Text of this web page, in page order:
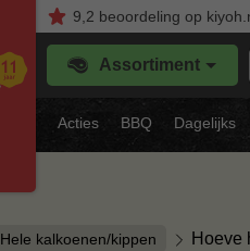
9,2 beoordelingop
Assortiment
Acties BBQ Dagelijks
Hele kalkoenen/kippen Hoeve